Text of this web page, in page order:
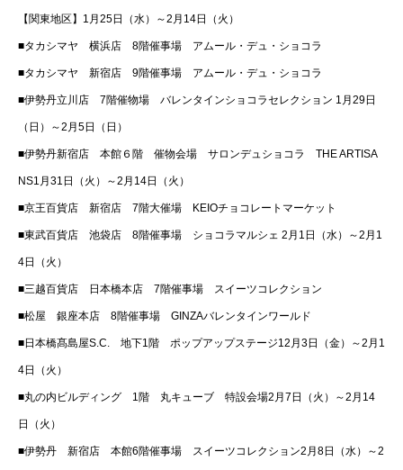
【関東地区】1月25日（水）～2月14日（火）
■タカシマヤ 横浜店 8階催事場 アムール・デュ・ショコラ
■タカシマヤ 新宿店 9階催事場 アムール・デュ・ショコラ
■伊勢丹立川店 7階催物場 バレンタインショコラセレクション 1月29日
（日）～2月5日（日）
■伊勢丹新宿店 本館６階 催物会場 サロンデュショコラ THE ARTISA
NS1月31日（火）～2月14日（火）
■京王百貨店 新宿店 7階大催場 KEIOチョコレートマーケット
■東武百貨店 池袋店 8階催事場 ショコラマルシェ 2月1日（水）～2月1
4日（火）
■三越百貨店 日本橋本店 7階催事場 スイーツコレクション
■松屋 銀座本店 8階催事場 GINZAバレンタインワールド
■日本橋髙島屋S.C. 地下1階 ポップアップステージ12月3日（金）～2月1
4日（火）
■丸の内ビルディング 1階 丸キューブ 特設会場2月7日（火）～2月14
日（火）
■伊勢丹 新宿店 本館6階催事場 スイーツコレクション2月8日（水）～2